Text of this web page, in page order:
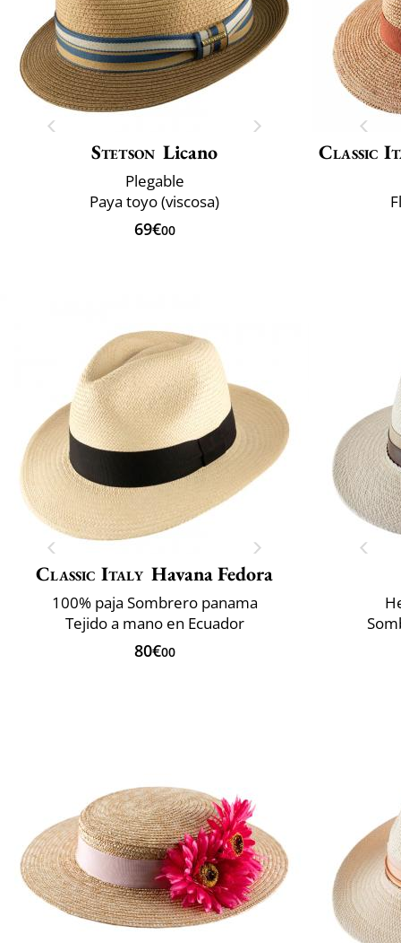
Stetson Licano
Plegable
Paya toyo (viscosa)
69€00
Classic
Classic Italy Havana Fedora
100% paja Sombrero panama
Tejido a mano en Ecuador
80€00